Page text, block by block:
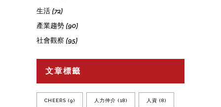
生活 (72)
產業趨勢 (90)
社會觀察 (95)
文章標籤
CHEERS (9) 人力仲介 (18) 人資 (8)